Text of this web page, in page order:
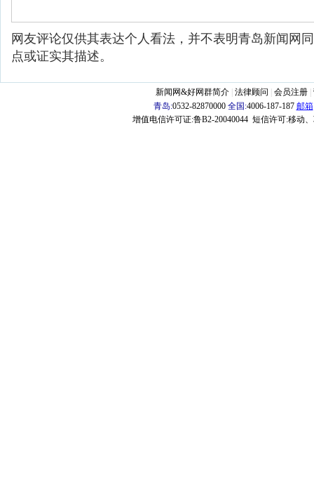
网友评论仅供其表达个人看法，并不表明青岛新闻网
点或证实其描述。